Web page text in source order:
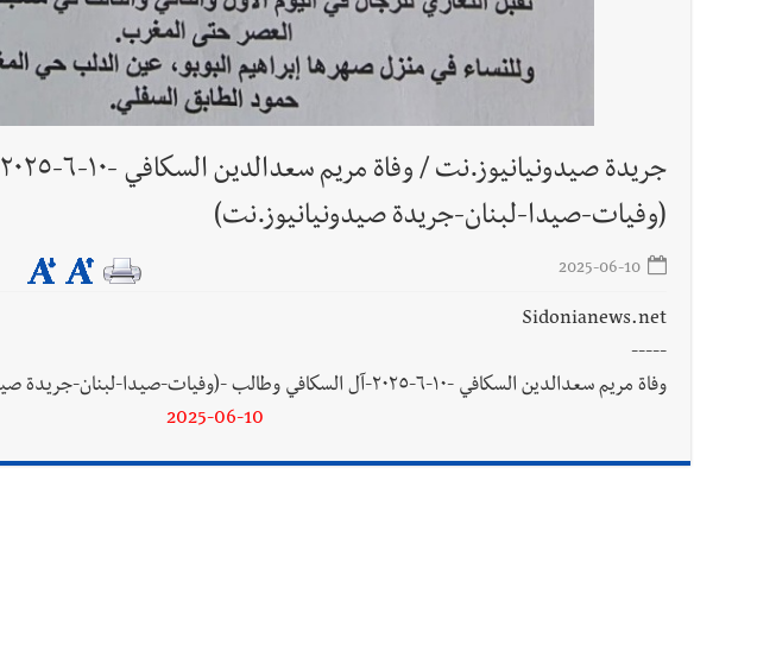
(وفيات-صيدا-لبنان-جريدة صيدونيانيوز.نت)
Sidonianews.net
-----
وفاة مريم سعدالدين السكافي -١٠-٦-٢٠٢٥-آل السكافي وطالب -(وفيات-صيدا-لبنان-جريدة صيدونيانيوز.نت)
2025-06-10